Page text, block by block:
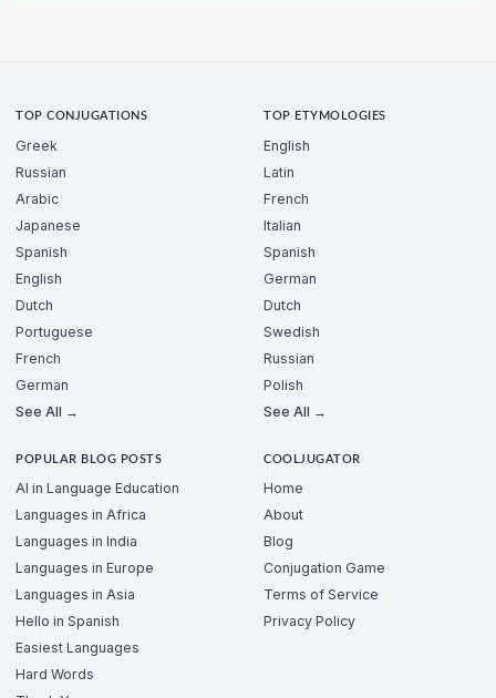
TOP CONJUGATIONS
Greek
Russian
Arabic
Japanese
Spanish
English
Dutch
Portuguese
French
German
See All →
TOP ETYMOLOGIES
English
Latin
French
Italian
Spanish
German
Dutch
Swedish
Russian
Polish
See All →
POPULAR BLOG POSTS
AI in Language Education
Languages in Africa
Languages in India
Languages in Europe
Languages in Asia
Hello in Spanish
Easiest Languages
Hard Words
COOLJUGATOR
Home
About
Blog
Conjugation Game
Terms of Service
Privacy Policy